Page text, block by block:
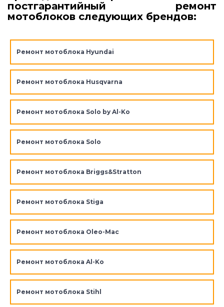
постгарантийный ремонт
мотоблоков следующих брендов:
Ремонт мотоблока Hyundai
Ремонт мотоблока Husqvarna
Ремонт мотоблока Solo by Al-Ko
Ремонт мотоблока Solo
Ремонт мотоблока Briggs&Stratton
Ремонт мотоблока Stiga
Ремонт мотоблока Oleo-Mac
Ремонт мотоблока Al-Ko
Ремонт мотоблока Stihl